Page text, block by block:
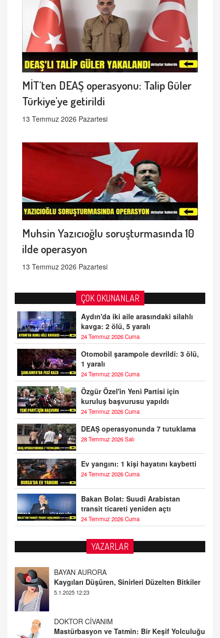
MİT'ten DEAŞ operasyonu: Talip Güler
Türkiye'ye getirildi
13 Temmuz 2026 Pazartesi
Muhsin Yazıcıoğlu soruşturmasında 10
ilde operasyon
13 Temmuz 2026 Pazartesi
ÇOK OKUNANLAR
Aydın'da iki aile arasındaki silahlı
kavga: 2 ölü, 5 yaralı
24 Temmuz 2026 Cuma
Otomobil şarampole devrildi: 3 ölü,
1 yaralı
24 Temmuz 2026 Cuma
Özgür Özel'in Yeni Partisi için
kuruluş başvurusu yapıldı
24 Temmuz 2026 Cuma
DEAŞ operasyonunda 7 tutuklama
28 Temmuz 2026 Salı
Ev yangını: 1 kişi hayatını kaybetti
24 Temmuz 2026 Cuma
Bakan Bolat: Suudi Arabistan
transit ticareti yeniden açtı
24 Temmuz 2026 Cuma
YAZARLAR
BAYAN AURORA
Kaygıları Düşüren, Sinirleri Düzelten Bitkiler
DOKTOR CİVANIM